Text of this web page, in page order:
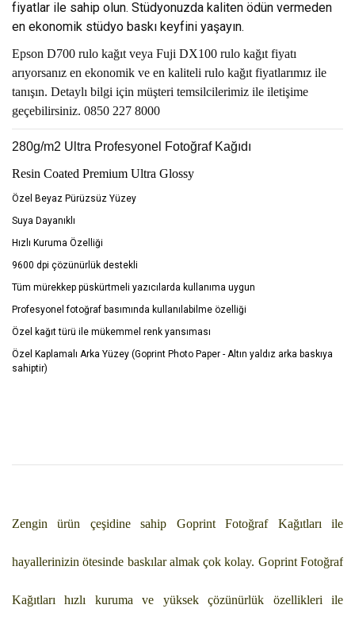
fiyatlar ile sahip olun. Stüdyonuzda kaliten ödün vermeden
en ekonomik stüdyo baskı keyfini yaşayın.
Epson D700 rulo kağıt veya Fuji DX100 rulo kağıt fiyatı
arıyorsanız en ekonomik ve en kaliteli rulo kağıt fiyatlarımız ile
tanışın. Detaylı bilgi için müşteri temsilcilerimiz ile iletişime
geçebilirsiniz. 0850 227 8000
280g/m2 Ultra Profesyonel Fotoğraf Kağıdı
Resin Coated Premium Ultra Glossy
Özel Beyaz Pürüzsüz Yüzey
Suya Dayanıklı
Hızlı Kuruma Özelliği
9600 dpi çözünürlük destekli
Tüm mürekkep püskürtmeli yazıcılarda kullanıma uygun
Profesyonel fotoğraf basımında kullanılabilme özelliği
Özel kağıt türü ile mükemmel renk yansıması
Özel Kaplamalı Arka Yüzey (Goprint Photo Paper - Altın yaldız arka baskıya
sahiptir)
Zengin ürün çeşidine sahip Goprint Fotoğraf Kağıtları ile
hayallerinizin ötesinde baskılar almak çok kolay. Goprint Fotoğraf
Kağıtları hızlı kuruma ve yüksek çözünürlük özellikleri ile